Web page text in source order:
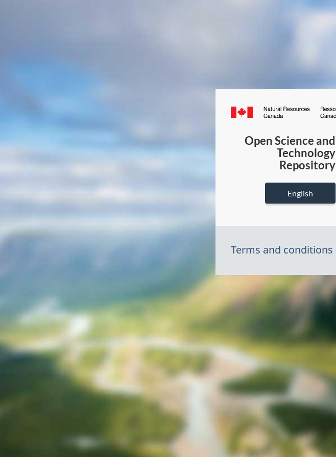
Canada.ca
Open Science and
Technology
Repository
English
Terms and conditions